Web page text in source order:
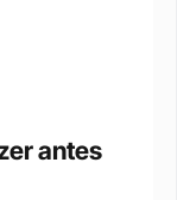
antes